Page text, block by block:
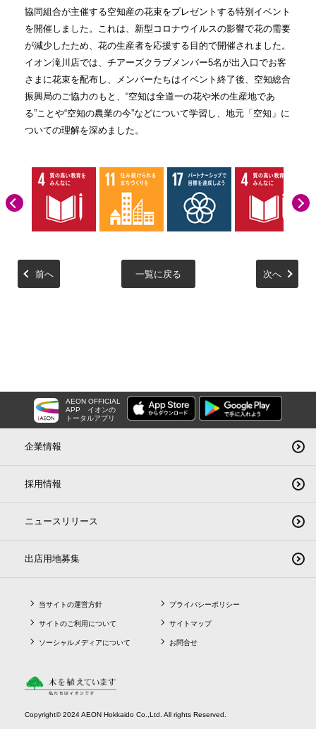
協同組合が主催する空知産の花束をプレゼントする特別イベント
を開催しました。これは、新型コロナウイルスの影響で花の需要
が減少したため、花の生産者を応援する目的で開催されました。
イオン滝川店では、チアーズクラブメンバー5名が出入口でお客
さまに花束を配布し、メンバーたちはイベント終了後、空知総合
振興局のご協力のもと、“空知は全道一の花や米の生産地であ
る”ことや“空知の農業の今”などについて学習し、地元「空知」に
ついての理解を深めました。
前へ 一覧に戻る 次へ
AEON OFFICIAL
APP
イオンの
トータルアプリ
企業情報
採用情報
ニュースリリース
出店用地募集
当サイトの運営方針
サイトのご利用について
ソーシャルメディアについて
プライバシーポリシー
サイトマップ
お問合せ
Copyright© 2024 AEON Hokkaido Co.,Ltd. All rights Reserved.